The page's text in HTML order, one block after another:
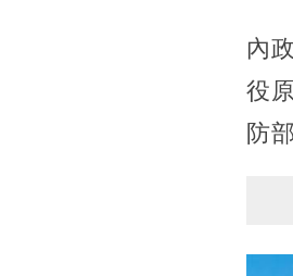
內
役
防